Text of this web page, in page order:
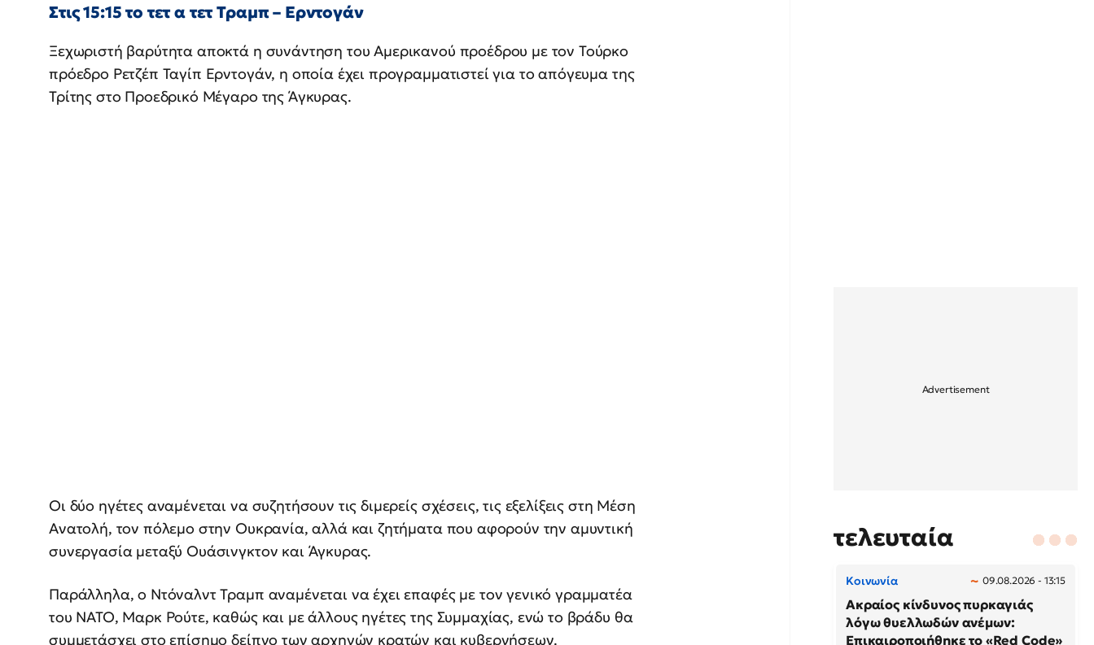
Στις 15:15 το τετ α τετ Τραμπ – Ερντογάν
Ξεχωριστή βαρύτητα αποκτά η συνάντηση του Αμερικανού προέδρου με τον Τούρκο
πρόεδρο Ρετζέπ Ταγίπ Ερντογάν, η οποία έχει προγραμματιστεί για το απόγευμα της
Τρίτης στο Προεδρικό Μέγαρο της Άγκυρας.
Οι δύο ηγέτες αναμένεται να συζητήσουν τις διμερείς σχέσεις, τις εξελίξεις στη Μέση
Ανατολή, τον πόλεμο στην Ουκρανία, αλλά και ζητήματα που αφορούν την αμυντική
συνεργασία μεταξύ Ουάσινγκτον και Άγκυρας.
Παράλληλα, ο Ντόναλντ Τραμπ αναμένεται να έχει επαφές με τον γενικό γραμματέα
του ΝΑΤΟ, Μαρκ Ρούτε, καθώς και με άλλους ηγέτες της Συμμαχίας, ενώ το βράδυ θα
συμμετάσχει στο επίσημο δείπνο των αρχηγών κρατών και κυβερνήσεων.
τελευταία
Κοινωνία 09.08.2026 - 13:15
Ακραίος κίνδυνος πυρκαγιάς
λόγω θυελλωδών ανέμων:
Επικαιροποιήθηκε το «Red Code»